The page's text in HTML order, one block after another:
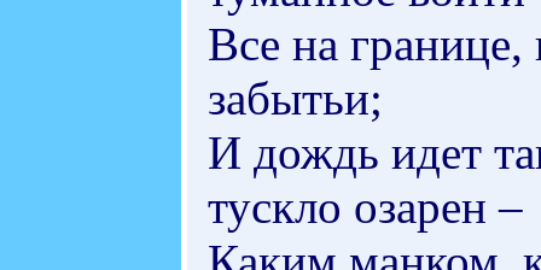
Все на
забытьи;
И дождь идет
тускло озарен –